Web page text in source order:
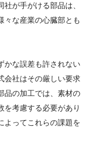
が手がける部品は、
々な産業の心臓部とも
かな誤差も許されない
会社はその厳しい要求
品の加工では、素材の
を考慮する必要があり
よってこれらの課題を